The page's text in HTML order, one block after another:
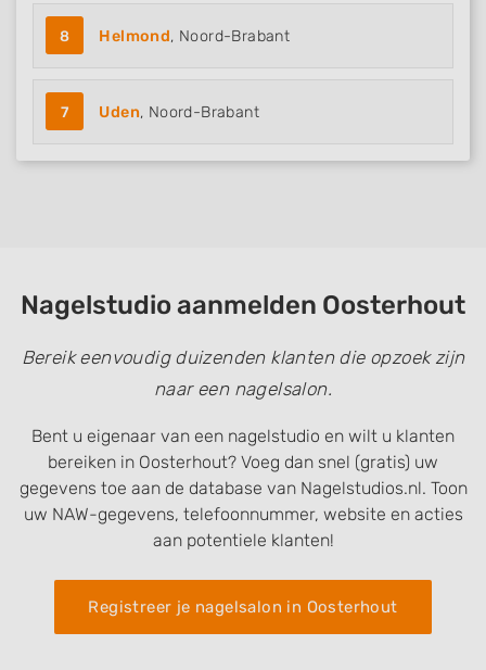
8 Helmond, Noord-Brabant
7 Uden, Noord-Brabant
Nagelstudio aanmelden Oosterhout
Bereik eenvoudig duizenden klanten die opzoek zijn
naar een nagelsalon.
Bent u eigenaar van een nagelstudio en wilt u klanten
bereiken in Oosterhout? Voeg dan snel (gratis) uw
gegevens toe aan de database van Nagelstudios.nl. Toon
uw NAW-gegevens, telefoonnummer, website en acties
aan potentiele klanten!
Registreer je nagelsalon in Oosterhout